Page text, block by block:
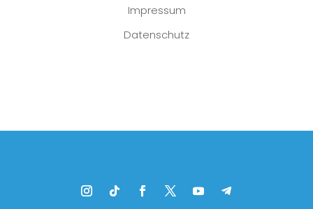
Impressum
Datenschutz